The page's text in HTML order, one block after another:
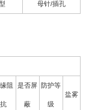
母针/插孔
阻
抗
是否屏
蔽
防护等
级
盐雾